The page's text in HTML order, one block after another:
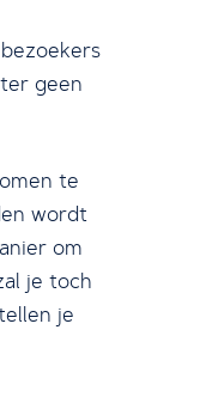
geen
te
wordt
om
je toch
je